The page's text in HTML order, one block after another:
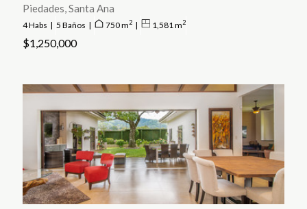
Piedades, Santa Ana
4 Habs | 5 Baños | 750 m2 | 1,581 m2
$1,250,000